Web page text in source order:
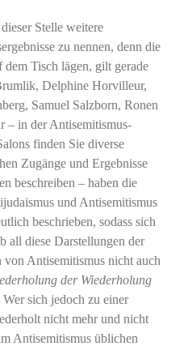
Stelle weitere
zu nennen, denn die
dem Tisch lägen, gilt gerade
Delphine Horvilleur,
Samuel Salzborn, Ronen
– in der Antisemitismus-
finden Sie diverse
Zugänge und Ergebnisse
beschreiben – haben die
und Antisemitismus
beschrieben, sodass sich
all diese Darstellungen der
Antisemitismus nicht auch
der Wiederholung
Wer sich jedoch zu einer
nicht mehr und nicht
Antisemitismus üblichen